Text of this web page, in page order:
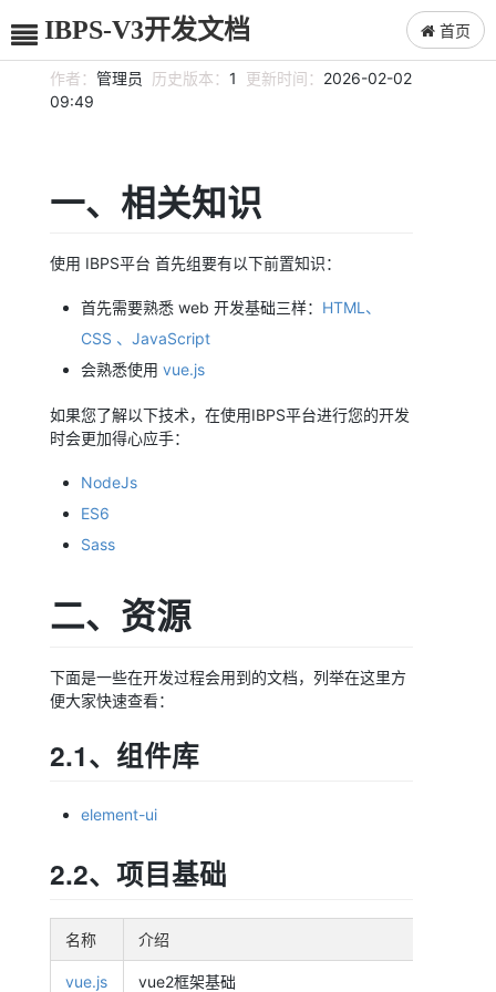
IBPS-V3开发文档 首页
作者： 管理员 历史版本： 1 更新时间： 2026-02-02
09:49
一、相关知识
使用 IBPS平台 首先组要有以下前置知识：
首先需要熟悉 web 开发基础三样： HTML、
CSS 、JavaScript
会熟悉使用 vue.js
如果您了解以下技术，在使用IBPS平台进行您的开发
时会更加得心应手：
NodeJs
ES6
Sass
二、资源
下面是一些在开发过程会用到的文档，列举在这里方
便大家快速查看：
2.1、组件库
element-ui
2.2、项目基础
名称 介绍
vue.js vue2框架基础